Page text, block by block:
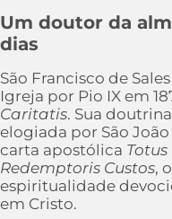
Um doutor da
dias
São Francisco de
Igreja por Pio IX em
Caritatis. Sua
elogiada por São
carta apostólica Totus
Redemptoris Custos,
espiritualidade
em Cristo.